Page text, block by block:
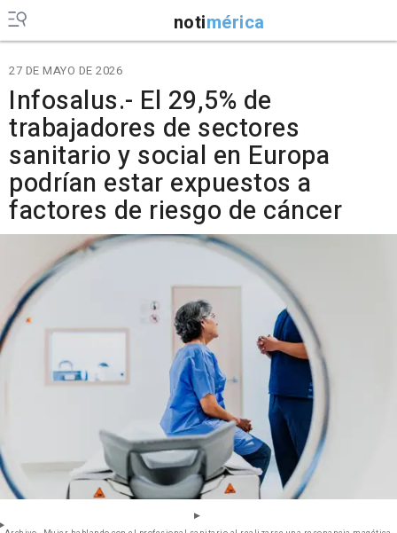
notimérica
27 DE MAYO DE 2026
Infosalus.- El 29,5% de
trabajadores de sectores
sanitario y social en Europa
podrían estar expuestos a
factores de riesgo de cáncer